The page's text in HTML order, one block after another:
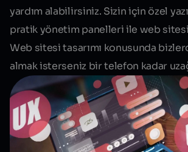
yardım alabilirsiniz. Sizin için özel
pratik yönetim panelleri ile web
Web sitesi tasarımı konusunda
almak isterseniz bir telefon kadar